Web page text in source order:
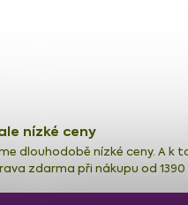
nízké ceny
dlouhodobě nízké ceny. A k
zdarma při nákupu od 1390